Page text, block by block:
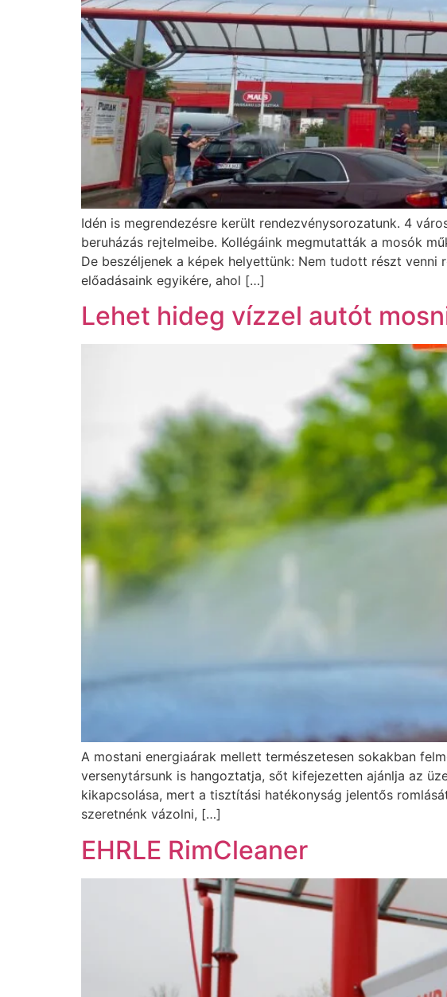
Idén is megrendezésre került rendezvénysorozatunk. 4
beruházás rejtelmeibe. Kollégáink megmutatták a mosók
De beszéljenek a képek helyettünk: Nem tudott részt venni
előadásaink egyikére, ahol […]
Lehet hideg vízzel autót
A mostani energiaárak mellett természetesen sokakban
versenytársunk is hangoztatja, sőt kifejezetten ajánlja az
kikapcsolása, mert a tisztítási hatékonyság jelentős
szeretnénk vázolni, […]
EHRLE RimCleaner